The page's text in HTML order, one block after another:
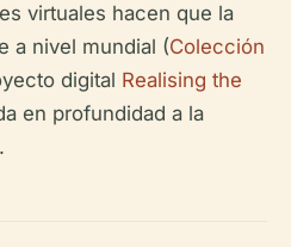
virtuales hacen que la
a nivel mundial (Colección
digital Realising the
en profundidad a la